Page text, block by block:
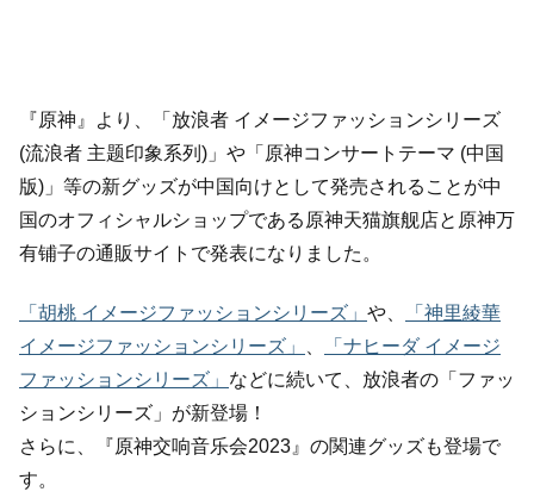
『原神』より、「放浪者 イメージファッションシリーズ
(流浪者 主题印象系列)」や「原神コンサートテーマ (中国
版)」等の新グッズが中国向けとして発売されることが中
国のオフィシャルショップである原神天猫旗舰店と原神万
有铺子の通販サイトで発表になりました。
「胡桃 イメージファッションシリーズ」 や、
「神里綾華
イメージファッションシリーズ」
「ナヒーダ イメージ
ファッションシリーズ」 などに続いて、放浪者の「ファッ
ションシリーズ」が新登場！
さらに、『原神交响音乐会2023』の関連グッズも登場で
す。